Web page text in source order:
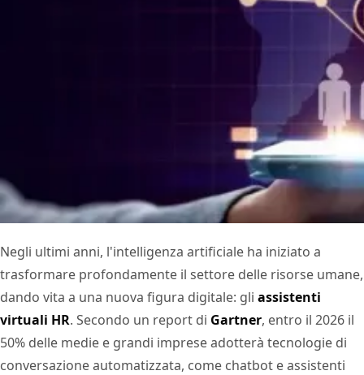
Negli ultimi anni, l'intelligenza artificiale ha iniziato a
trasformare profondamente il settore delle risorse umane,
dando vita a una nuova figura digitale: gli assistenti
virtuali HR. Secondo un report di Gartner, entro il 2026 il
50% delle medie e grandi imprese adotterà tecnologie di
conversazione automatizzata, come chatbot e assistenti